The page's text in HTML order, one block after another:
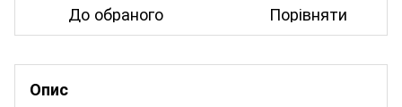
До обраного Порівняти
Опис